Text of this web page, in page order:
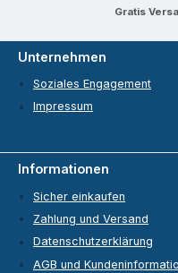
Gratis
Unternehmen
Soziales Engagement
Impressum
Informationen
Sicher einkaufen
Zahlung und Versand
Datenschutzerklärung
AGB und